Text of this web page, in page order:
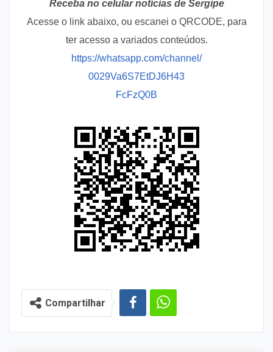
Receba no celular notícias de Sergipe
Acesse o link abaixo, ou escanei o QRCODE, para
ter acesso a variados conteúdos.
https://whatsapp.com/channel/
0029Va6S7EtDJ6H43
FcFzQ0B
Compartilhar